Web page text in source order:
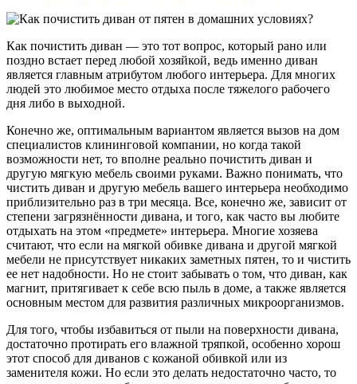
Как почистить диван — это тот вопрос, который рано или
поздно встает перед любой хозяйкой, ведь именно диван
является главным атрибутом любого интерьера. Для многих
людей это любимое место отдыха после тяжелого рабочего
дня либо в выходной.
Конечно же, оптимальным вариантом является вызов на дом
специалистов клининговой компании, но когда такой
возможности нет, то вполне реально почистить диван и
другую мягкую мебель своими руками. Важно понимать, что
чистить диван и другую мебель вашего интерьера необходимо
приблизительно раз в три месяца. Все, конечно же, зависит от
степени загрязнённости дивана, и того, как часто вы любите
отдыхать на этом «предмете» интерьера. Многие хозяева
считают, что если на мягкой обивке дивана и другой мягкой
мебели не присутствует никаких заметных пятен, то и чистить
ее нет надобности. Но не стоит забывать о том, что диван, как
магнит, притягивает к себе всю пыль в доме, а также является
основным местом для развития различных микроорганизмов.
Для того, чтобы избавиться от пыли на поверхности дивана,
достаточно протирать его влажной тряпкой, особенно хорош
этот способ для диванов с кожаной обивкой или из
заменителя кожи. Но если это делать недостаточно часто, то